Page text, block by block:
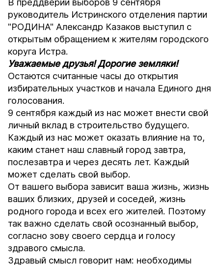
руководитель Истринского отделения партии
"РОДИНА" Александр Казаков выступил с
открытым обращением к жителям городского
коруга Истра.
Уважаемые друзья! Дорогие земляки!
Остаются считанные часы до открытия
избирательных участков и начала Единого дня
голосования.
9 сентября каждый из нас может внести свой
личный вклад в строительство будущего.
Каждый из нас может оказать влияние на то,
каким станет наш славный город завтра,
послезавтра и через десять лет. Каждый
может сделать свой выбор.
От вашего выбора зависит ваша жизнь, жизнь
ваших близких, друзей и соседей, жизнь
родного города и всех его жителей. Поэтому
так важно сделать свой осознанный выбор,
согласно зову своего сердца и голосу
здравого смысла.
Здравый смысл говорит нам: необходимы